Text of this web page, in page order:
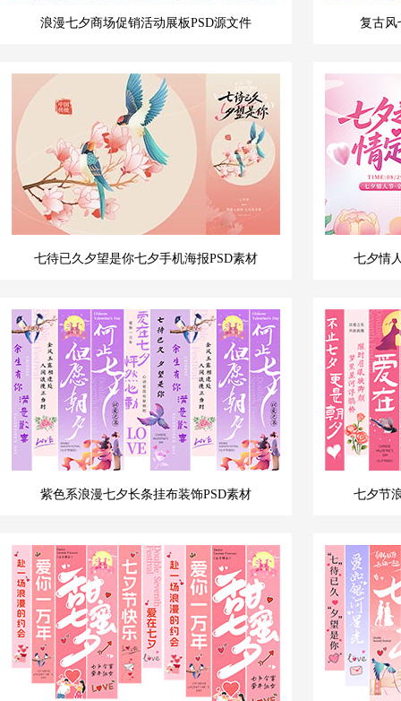
浪漫七夕商场促销活动展板PSD源文件 复古风
七待已久夕望是你七夕手机海报PSD素材 七夕情
紫色系浪漫七夕长条挂布装饰PSD素材 七夕节